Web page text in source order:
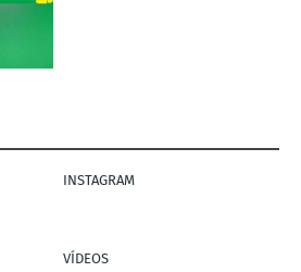
INSTAGRAM
VÍDEOS